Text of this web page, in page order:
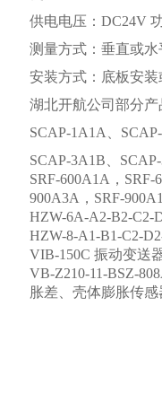
供电电压：DC24V
测量方式：垂直或水
安装方式：底板安
湖北开航公司部分产
SCAP-1A1A、
SCAP-3A1B、
SRF-600A1A，SRF-
900A3A，SRF-
HZW-6A-A2-B2-C2-
HZW-8-A1-B1-C2-
VIB-150C 振动变送
VB-Z210-11-BSZ-
胀差、壳体膨胀传感